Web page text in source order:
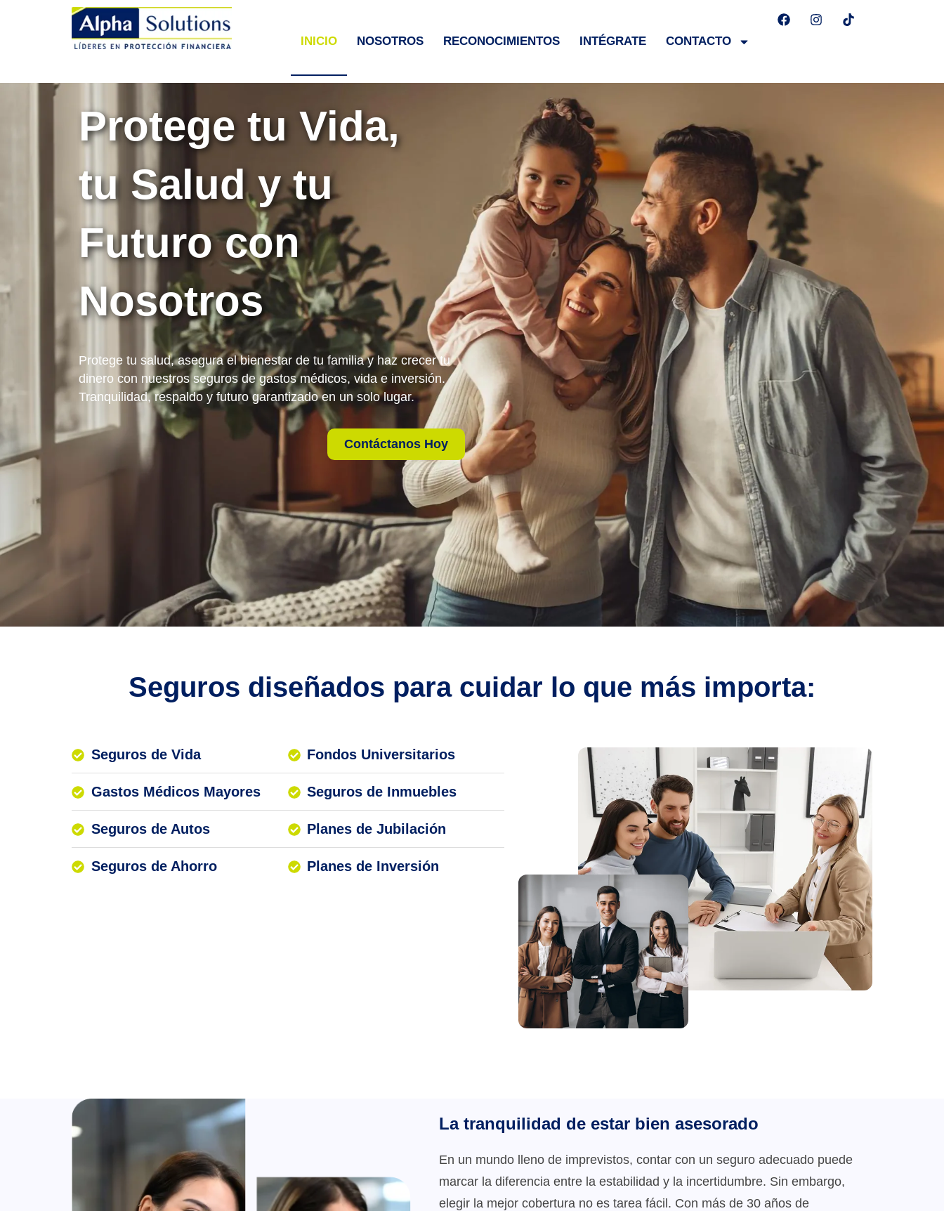
INICIO NOSOTROS RECONOCIMIENTOS INTÉGRATE CONTACTO
Protege tu Vida,
tu Salud y tu
Futuro con
Nosotros
Protege tu salud, asegura el bienestar de tu familia y haz crecer tu
dinero con nuestros seguros de gastos médicos, vida e inversión.
Tranquilidad, respaldo y futuro garantizado en un solo lugar.
Contáctanos Hoy
Seguros diseñados para cuidar lo que más importa:
Seguros de Vida
Gastos Médicos Mayores
Seguros de Autos
Seguros de Ahorro
Fondos Universitarios
Seguros de Inmuebles
Planes de Jubilación
Planes de Inversión
La tranquilidad de estar bien asesorado
En un mundo lleno de imprevistos, contar con un seguro adecuado puede
marcar la diferencia entre la estabilidad y la incertidumbre. Sin embargo,
elegir la mejor cobertura no es tarea fácil. Con más de 30 años de